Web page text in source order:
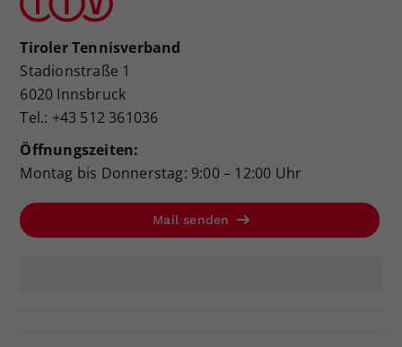
Tiroler Tennisverband
Stadionstraße 1
6020 Innsbruck
Tel.: +43 512 361036
Öffnungszeiten:
Montag bis Donnerstag: 9:00 – 12:00 Uhr
Mail senden